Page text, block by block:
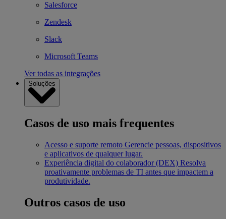
Salesforce
Zendesk
Slack
Microsoft Teams
Ver todas as integrações
Soluções
Casos de uso mais frequentes
Acesso e suporte remoto Gerencie pessoas, dispositivos
e aplicativos de qualquer lugar.
Experiência digital do colaborador (DEX) Resolva
proativamente problemas de TI antes que impactem a
produtividade.
Outros casos de uso